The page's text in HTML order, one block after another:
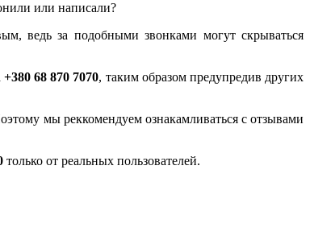
или написали?
ведь за подобными звонками могут скрываться
+380 68 870 7070, таким образом предупредив других
мы реккомендуем ознакамливаться с отзывами
только от реальных пользователей.